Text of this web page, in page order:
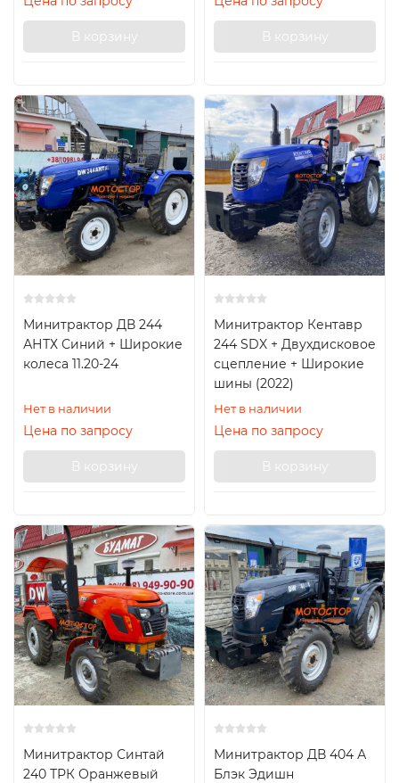
В корзину В корзину
Минитрактор ДВ 244
АНТХ Синий + Широкие
колеса 11.20-24
Нет в наличии
Цена по запросу
В корзину
Минитрактор Кентавр
244 SDX + Двухдисковое
сцепление + Широкие
шины (2022)
Нет в наличии
Цена по запросу
В корзину
Минитрактор Синтай
240 ТРК Оранжевый
Минитрактор ДВ 404 А
Блэк Эдишн